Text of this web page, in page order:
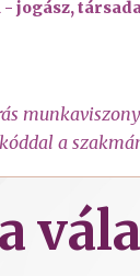
- jogász,
a